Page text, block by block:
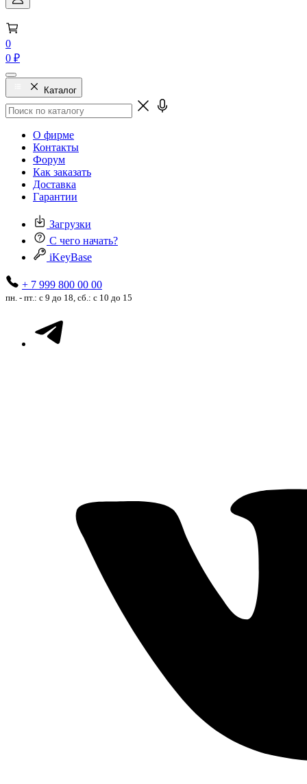
0
0 ₽
Каталог
О фирме
Контакты
Форум
Как заказать
Доставка
Гарантии
Загрузки
С чего начать?
iKeyBase
+ 7 999 800 00 00
пн. - пт.: с 9 до 18, сб.: с 10 до 15